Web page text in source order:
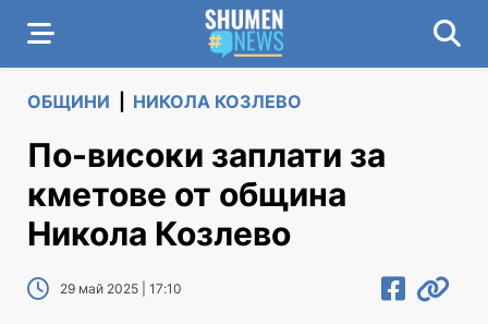
ОБЩИНИ НИКОЛА КОЗЛЕВО
По-високи заплати за
кметове от община
Никола Козлево
29 май 2025 | 17:10